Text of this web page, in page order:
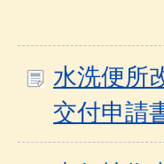
水洗便所
交付申請